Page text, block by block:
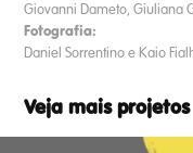
Giovanni Dameto, Giuliana
Fotografia:
Daniel Sorrentino e Kaio
Veja mais projetos